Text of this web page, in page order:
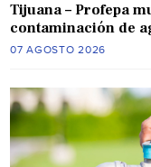
Tijuana – Profepa
contaminación de
07 AGOSTO 2026